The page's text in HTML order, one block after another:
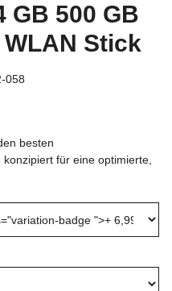
GB 500 GB
Stick
058
besten
für eine optimierte,